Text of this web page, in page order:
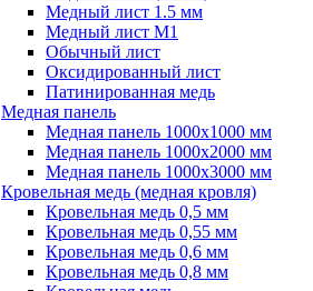
Медный лист 1.5 мм
Медный лист М1
Обычный лист
Оксидированный лист
Патинированная медь
Медная панель
Медная панель 1000x1000 мм
Медная панель 1000x2000 мм
Медная панель 1000x3000 мм
Кровельная медь (медная кровля)
Кровельная медь 0,5 мм
Кровельная медь 0,55 мм
Кровельная медь 0,6 мм
Кровельная медь 0,8 мм